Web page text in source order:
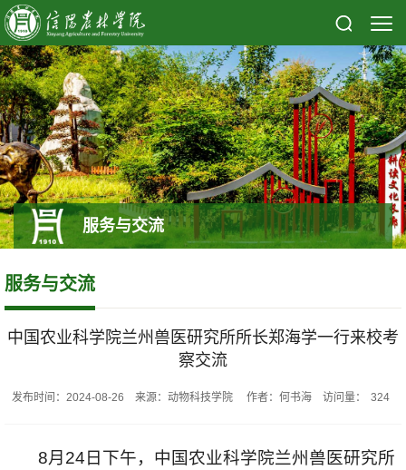
服务与交流
服务与交流
中国农业科学院兰州兽医研究所所长郑海学一行来校考
察交流
发布时间：2024-08-26 来源：动物科技学院 作者：何书海 访问量： 324
8月24日下午，中国农业科学院兰州兽医研究所